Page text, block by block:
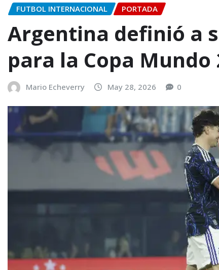
FUTBOL INTERNACIONAL PORTADA
Argentina definió a
para la Copa Mundo
Mario Echeverry May 28, 2026 0